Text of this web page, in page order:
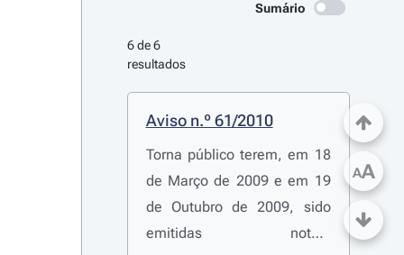
Sumário
6 de 6
resultados
Aviso n.º 61/2010
Torna público terem, em 18
de Março de 2009 e em 19
de Outubro de 2009, sido
emitidas notas,
AA